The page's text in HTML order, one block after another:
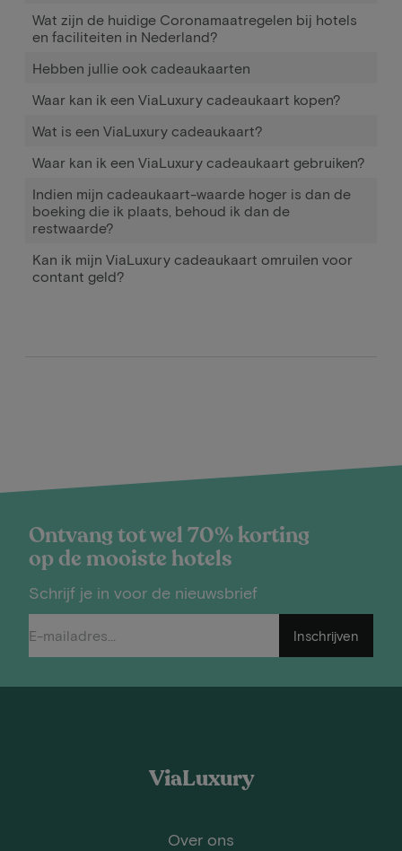
Wat zijn de huidige Coronamaatregelen bij hotels
en faciliteiten in Nederland?
Hebben jullie ook cadeaukaarten
Waar kan ik een ViaLuxury cadeaukaart kopen?
Wat is een ViaLuxury cadeaukaart?
Waar kan ik een ViaLuxury cadeaukaart gebruiken?
Indien mijn cadeaukaart-waarde hoger is dan de
boeking die ik plaats, behoud ik dan de
restwaarde?
Kan ik mijn ViaLuxury cadeaukaart omruilen voor
contant geld?
Ontvang tot wel 70% korting
op de mooiste hotels
Schrijf je in voor de nieuwsbrief
Inschrijven
ViaLuxury
Over ons